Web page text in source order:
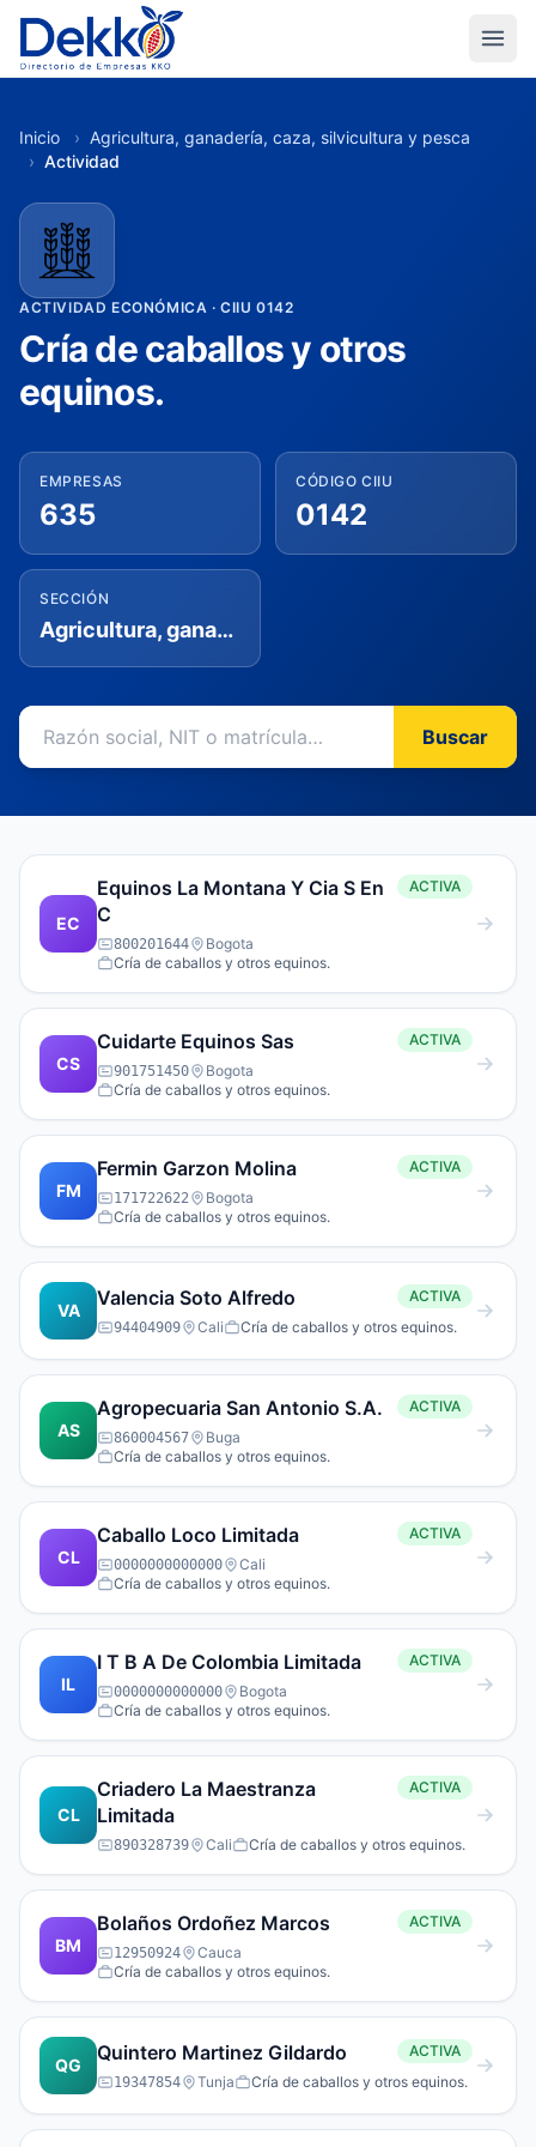
Inicio › Agricultura, ganadería, caza, silvicultura y pesca
› Actividad
ACTIVIDAD ECONÓMICA · CIIU 0142
Cría de caballos y otros
equinos.
EMPRESAS
635
CÓDIGO CIIU
0142
SECCIÓN
Agricultura, ganadería, caza, silvicultura y pesca
Buscar
EC
Equinos La Montana Y Cia S En
C
ACTIVA
800201644
Bogota
Cría de caballos y otros equinos.
CS
Cuidarte Equinos Sas ACTIVA
901751450
Bogota
Cría de caballos y otros equinos.
FM
Fermin Garzon Molina ACTIVA
171722622
Bogota
Cría de caballos y otros equinos.
VA
Valencia Soto Alfredo ACTIVA
94404909 Cali Cría de caballos y otros equinos.
AS
Agropecuaria San Antonio S.A. ACTIVA
860004567
Buga
Cría de caballos y otros equinos.
CL
Caballo Loco Limitada ACTIVA
0000000000000
Cali
Cría de caballos y otros equinos.
IL
I T B A De Colombia Limitada ACTIVA
0000000000000
Bogota
Cría de caballos y otros equinos.
CL
Criadero La Maestranza
Limitada
ACTIVA
890328739 Cali Cría de caballos y otros equinos.
BM
Bolaños Ordoñez Marcos ACTIVA
12950924
Cauca
Cría de caballos y otros equinos.
QG
Quintero Martinez Gildardo ACTIVA
19347854 Tunja Cría de caballos y otros equinos.